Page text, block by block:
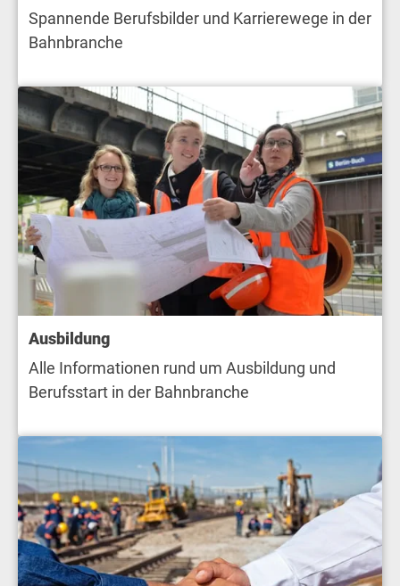
Spannende Berufsbilder und Karrierewege in der
Bahnbranche
Ausbildung
Alle Informationen rund um Ausbildung und
Berufsstart in der Bahnbranche